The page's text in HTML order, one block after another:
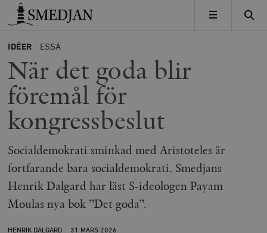
Timbro
MENY
IDÉER ESSÄ
När det goda blir
föremål för
kongressbeslut
Socialdemokrati sminkad med Aristoteles är
fortfarande bara socialdemokrati. Smedjans
Henrik Dalgard har läst S-ideologen Payam
Moulas nya bok ”Det goda”.
HENRIK DALGARD 31 MARS 2026